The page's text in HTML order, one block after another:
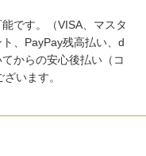
です。（VISA、マスタ
、PayPay残高払い、d
からの安心後払い（コ
います。